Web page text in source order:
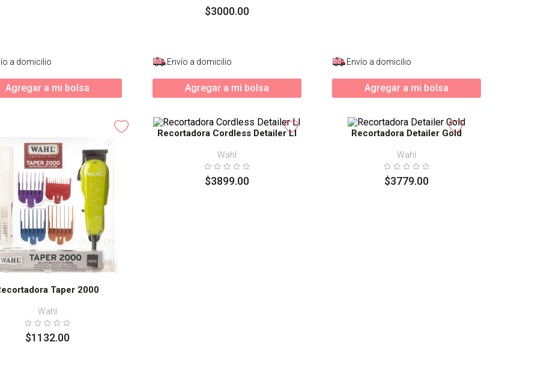
a domicilio
Agregar a mi bolsa
$3000.00
Envío a domicilio
Agregar a mi bolsa
Envío a domicilio
Agregar a mi bolsa
Taper 2000
Wahl
$1132.00
Recortadora Cordless Detailer LI
Wahl
$3899.00
Recortadora Detailer Gold
Wahl
$3779.00